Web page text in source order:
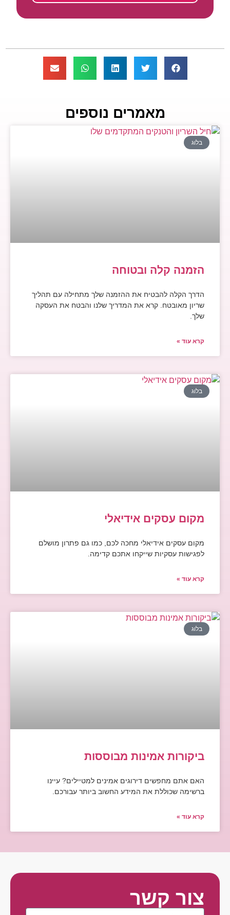
מאמרים נוספים
בלוג
הזמנה קלה ובטוחה
הדרך הקלה להבטיח את ההזמנה שלך מתחילה עם תהליך
שריון מאובטח. קרא את המדריך שלנו והבטח את העסקה
שלך.
קרא עוד »
בלוג
מקום עסקים אידיאלי
מקום עסקים אידיאלי מחכה לכם, כמו גם פתרון מושלם
לפגישות עסקיות שייקחו אתכם קדימה.
קרא עוד »
בלוג
ביקורות אמינות מבוססות
האם אתם מחפשים דירוגים אמינים למטיילים? עיינו
ברשימה שכוללת את המידע החשוב ביותר עבורכם.
קרא עוד »
צור קשר